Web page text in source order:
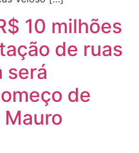
10 milhões
de ruas
será
de